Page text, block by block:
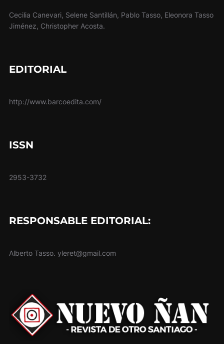
Cecilia Canevari, Selene Santillán, Pablo Tasso, Eleonora Tasso
Jiménez, Christopher Acosta.
EDITORIAL
http://www.barcoedita.com/
ISSN
2953-3732
RESPONSABLE EDITORIAL:
Alberto Tasso. yleret@gmail.com